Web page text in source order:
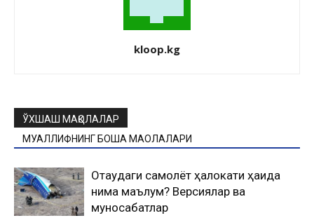
kloop.kg
ЎХШАШ МАҚОЛАЛАР
МУАЛЛИФНИНГ БОШҚА МАҚОЛАЛАРИ
Оқтаудаги самолёт ҳалокати ҳақида
нима маълум? Версиялар ва
муносабатлар